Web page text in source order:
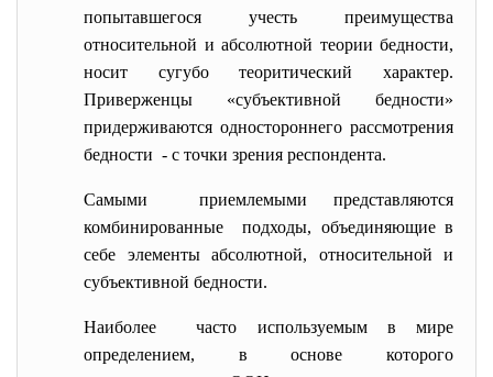
попытавшегося учесть преимущества
относительной и абсолютной теории бедности,
носит сугубо теоритический характер.
Приверженцы «субъективной бедности»
придерживаются одностороннего рассмотрения
бедности - с точки зрения респондента.
Самыми приемлемыми представляются
комбинированные подходы, объединяющие в
себе элементы абсолютной, относительной и
субъективной бедности.
Наиболее часто используемым в мире
определением, в основе которого